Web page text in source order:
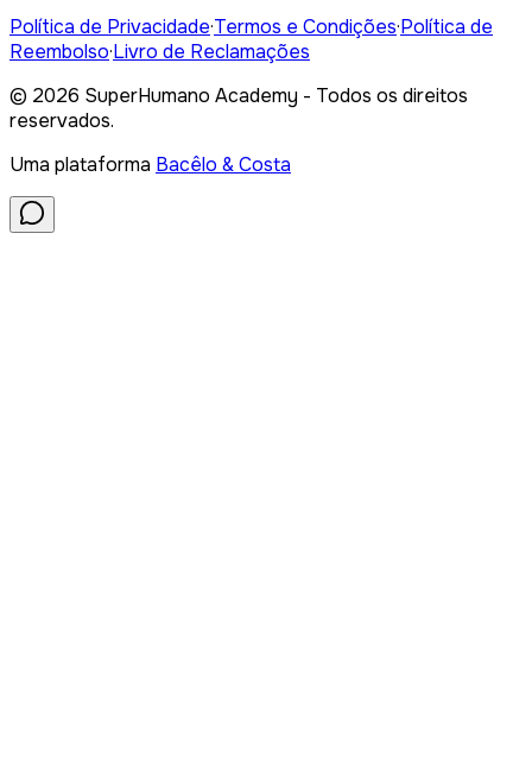
Política de Privacidade·Termos e Condições·Política de
Reembolso·Livro de Reclamações
© 2026 SuperHumano Academy - Todos os direitos
reservados.
Uma plataforma Bacêlo & Costa